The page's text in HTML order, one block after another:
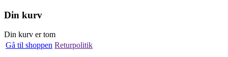
Din kurv
Din kurv er tom
Gå til shoppen Returpolitik